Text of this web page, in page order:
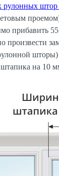
рулонных
прибавить
произвести
на 10